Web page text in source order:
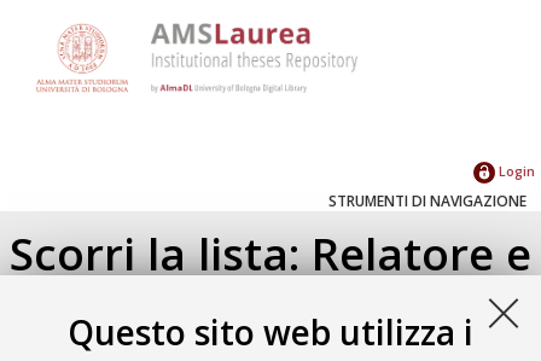
Questo sito web utilizza i
Login
STRUMENTI DI NAVIGAZIONE
Scorri la lista: Relatore e
Correlatore